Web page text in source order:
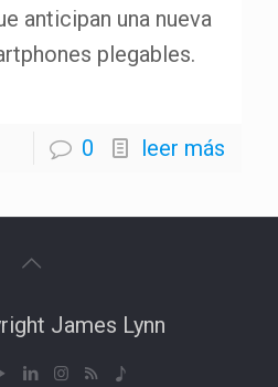
anticipan una nueva
plegables.
0 leer más
James Lynn